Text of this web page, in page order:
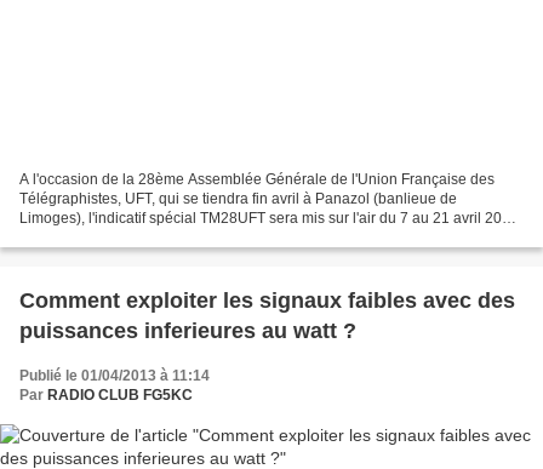
A l'occasion de la 28ème Assemblée Générale de l'Union Française des
Télégraphistes, UFT, qui se tiendra fin avril à Panazol (banlieue de
Limoges), l'indicatif spécial TM28UFT sera mis sur l'air du 7 au 21 avril 2013.
Comment exploiter les signaux faibles avec des
puissances inferieures au watt ?
Publié le 01/04/2013 à 11:14
Par RADIO CLUB FG5KC